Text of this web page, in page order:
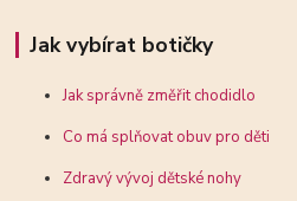
Jak vybírat botičky
Jak správně změřit chodidlo
Co má splňovat obuv pro děti
Zdravý vývoj dětské nohy